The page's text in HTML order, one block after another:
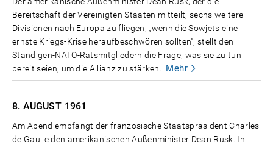
Bereitschaft der Vereinigten Staaten mitteilt, sechs weitere
Divisionen nach Europa zu fliegen, „wenn die Sowjets eine
ernste Kriegs-Krise heraufbeschwören sollten", stellt den
Ständigen-NATO-Ratsmitgliedern die Frage, was sie zu tun
bereit seien, um die Allianz zu stärken.
Mehr
8. AUGUST 1961
Am Abend empfängt der französische Staatspräsident Charles
de Gaulle den amerikanischen Außenminister Dean Rusk. In